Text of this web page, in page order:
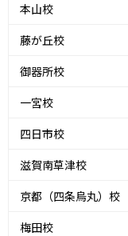
本山校
藤が丘校
御器所校
一宮校
四日市校
滋賀南草津校
京都（四条烏丸）校
梅田校